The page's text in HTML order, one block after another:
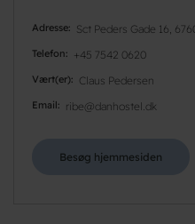
Adresse Sct Peders Gade 16,
Telefon +45 7542 0620
Vært(er) Claus Pedersen
Email ribe@danhostel.dk
Besøg hjemmesiden